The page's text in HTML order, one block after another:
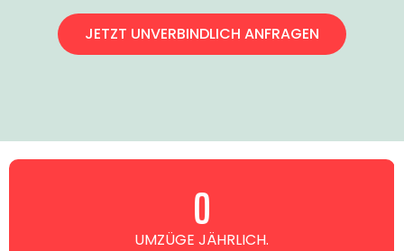
JETZT UNVERBINDLICH ANFRAGEN
UMZÜGE JÄHRLICH.
0